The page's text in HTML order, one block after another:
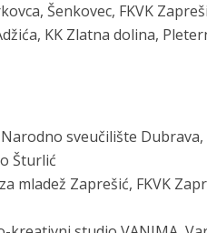
Šenkovec, FKVK
KK Zlatna dolina,
Narodno sveučilište
Šturlić
mladež Zaprešić, FKVK